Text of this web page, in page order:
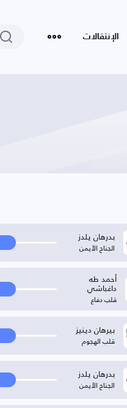
الإنتقالات
بدرهان يلدز
الجناح الأيمن
أحمد طه
داغباشي
قلب دفاع
بيرهان دينيز
قلب الهجوم
بدرهان يلدز
الجناح الأيمن